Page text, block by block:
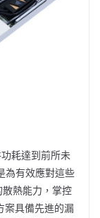
耗達到前所未
為有效應對這些
熱能力，掌控
案具備先進的漏